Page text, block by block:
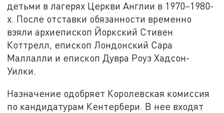
детьми в лагерях Церкви Англии в 1970–1980-
х. После отставки обязанности временно
взяли архиепископ Йоркский Стивен
Коттрелл, епископ Лондонский Сара
Маллалли и епископ Дувра Роуз Хадсон-
Уилки.
Назначение одобряет Королевская комиссия
по кандидатурам Кентербери. В нее входят